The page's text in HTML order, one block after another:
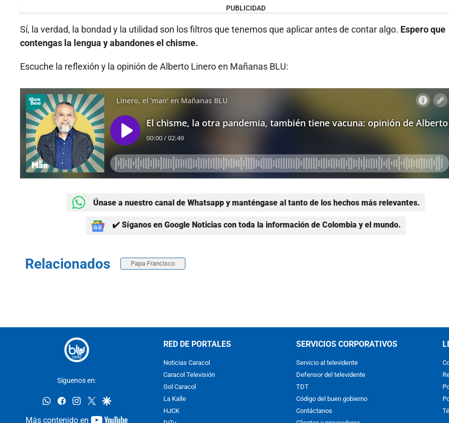
PUBLICIDAD
Sí, la verdad, la bondad y la utilidad son los filtros que tenemos que aplicar antes de contar algo. Espero que
contengas la lengua y abandones el chisme.
Escuche la reflexión y la opinión de Alberto Linero en Mañanas BLU:
Únase a nuestro canal de Whatsapp y manténgase al tanto de los hechos más relevantes.
✔️ Síganos en Google Noticias con toda la información de Colombia y el mundo.
Relacionados Papa Francisco
Síguenos en:
whatsappfacebookinstagram
twittergoogle
Más contenido en youtube-
RED DE PORTALES
Noticias Caracol
Caracol Televisión
Gol Caracol
La Kalle
HJCK
SERVICIOS CORPORATIVOS
Servicio al televidente
Defensor del televidente
TDT
Código del buen gobierno
Contáctanos